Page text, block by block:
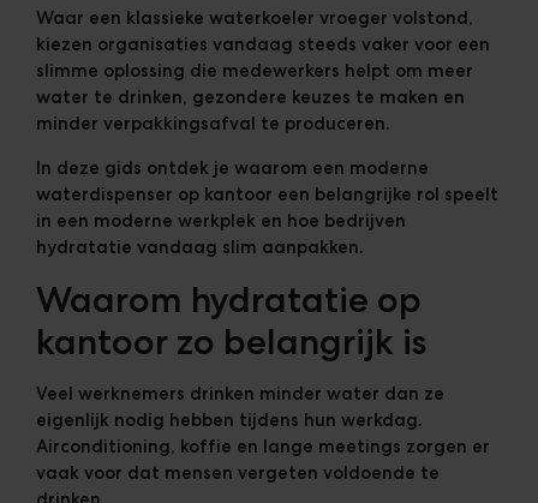
Waar een klassieke waterkoeler vroeger volstond,
kiezen organisaties vandaag steeds vaker voor een
slimme oplossing die medewerkers helpt om meer
water te drinken, gezondere keuzes te maken en
minder verpakkingsafval te produceren.
In deze gids ontdek je waarom een moderne
waterdispenser op kantoor een belangrijke rol speelt
in een moderne werkplek en hoe bedrijven
hydratatie vandaag slim aanpakken.
Waarom hydratatie op
kantoor zo belangrijk is
Veel werknemers drinken minder water dan ze
eigenlijk nodig hebben tijdens hun werkdag.
Airconditioning, koffie en lange meetings zorgen er
vaak voor dat mensen vergeten voldoende te